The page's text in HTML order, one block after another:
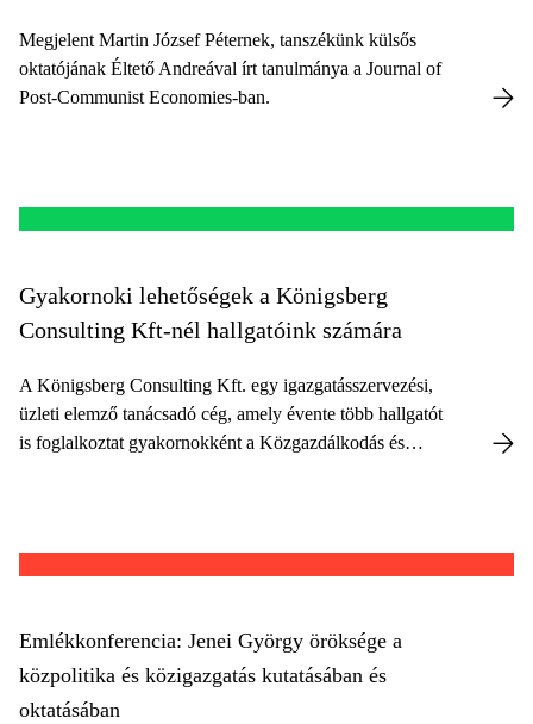
Megjelent Martin József Péternek, tanszékünk külsős
oktatójának Éltető Andreával írt tanulmánya a Journal of
Post-Communist Economies-ban.
Gyakornoki lehetőségek a Königsberg
Consulting Kft-nél hallgatóink számára
A Königsberg Consulting Kft. egy igazgatásszervezési,
üzleti elemző tanácsadó cég, amely évente több hallgatót
is foglalkoztat gyakornokként a Közgazdálkodás és
Emlékkonferencia: Jenei György öröksége a
közpolitika és közigazgatás kutatásában és
oktatásában